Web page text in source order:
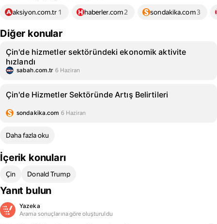
aksiyon.com.tr 1 haberler.com2 sondakika.com3
Diğer konular
Çin'de hizmetler sektöründeki ekonomik aktivite
hızlandı
sabah.com.tr 6 Haziran
Çin'de Hizmetler Sektöründe Artış Belirtileri
sondakika.com 6 Haziran
Daha fazla oku
İçerik konuları
Çin Donald Trump
Yanıt bulun
Yazeka
Arama sonuçlarına göre oluşturuldu